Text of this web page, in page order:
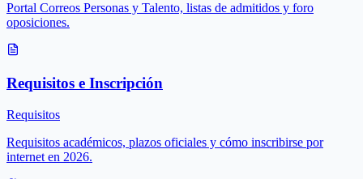
Portal Correos Personas y Talento, listas de admitidos y foro
oposiciones.
Requisitos e Inscripción
Requisitos
Requisitos académicos, plazos oficiales y cómo inscribirse por
internet en 2026.